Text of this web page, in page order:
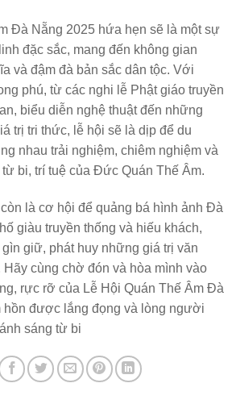
Đà Nẵng 2025 hứa hẹn sẽ là một sự
đặc sắc, mang đến không gian
và đậm đà bản sắc dân tộc. Với
phú, từ các nghi lễ Phật giáo truyền
biểu diễn nghệ thuật đến những
trị tri thức, lễ hội sẽ là dịp để du
nhau trải nghiệm, chiêm nghiệm và
bi, trí tuệ của Đức Quán Thế Âm.
là cơ hội để quảng bá hình ảnh Đà
giàu truyền thống và hiếu khách,
giữ, phát huy những giá trị văn
cùng chờ đón và hòa mình vào
rực rỡ của Lễ Hội Quán Thế Âm Đà
hồn được lắng đọng và lòng người
sáng từ bi